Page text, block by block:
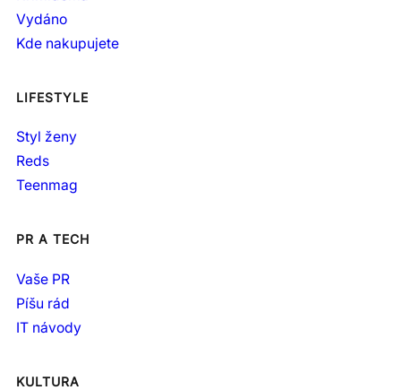
Vydáno
Kde nakupujete
LIFESTYLE
Styl ženy
Reds
Teenmag
PR A TECH
Vaše PR
Píšu rád
IT návody
KULTURA